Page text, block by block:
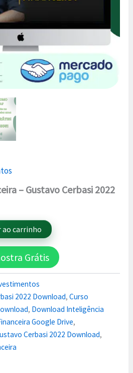
– Gustavo Cerbasi 2022
ao carrinho
Grátis
2022 Download,Curso
, Download Inteligência
Google Drive,
Cerbasi 2022 Download,